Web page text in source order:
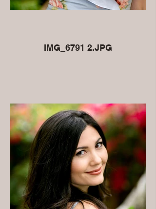
IMG_6791 2.JPG